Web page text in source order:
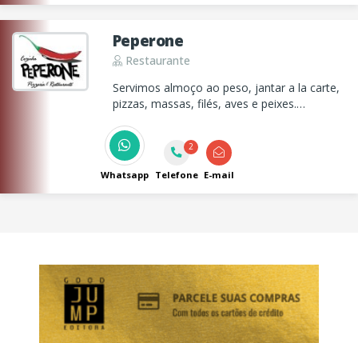
Peperone
Restaurante
Servimos almoço ao peso, jantar a la carte,
pizzas, massas, filés, aves e peixes.
livre.
Whatsapp
2
Telefone E-mail